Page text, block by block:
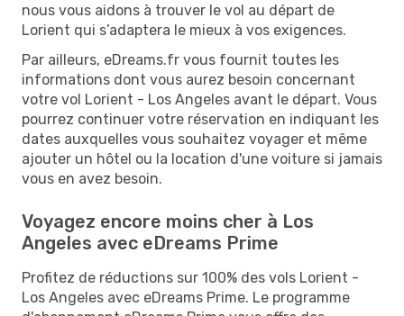
nous vous aidons à trouver le vol au départ de
Lorient qui s’adaptera le mieux à vos exigences.
Par ailleurs, eDreams.fr vous fournit toutes les
informations dont vous aurez besoin concernant
votre vol Lorient - Los Angeles avant le départ. Vous
pourrez continuer votre réservation en indiquant les
dates auxquelles vous souhaitez voyager et même
ajouter un hôtel ou la location d'une voiture si jamais
vous en avez besoin.
Voyagez encore moins cher à Los
Angeles avec eDreams Prime
Profitez de réductions sur 100% des vols Lorient -
Los Angeles avec eDreams Prime. Le programme